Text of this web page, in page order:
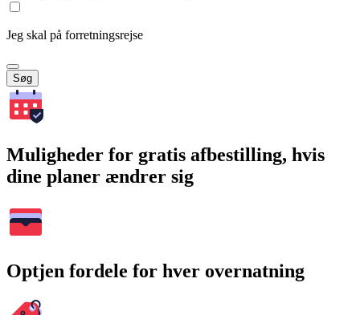
Jeg skal på forretningsrejse
Søg
Muligheder for gratis afbestilling, hvis
dine planer ændrer sig
Optjen fordele for hver overnatning